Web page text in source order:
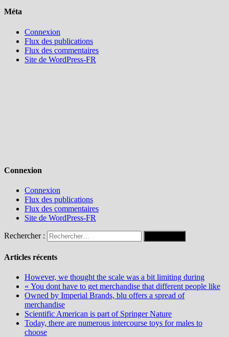
Méta
Connexion
Flux des publications
Flux des commentaires
Site de WordPress-FR
Connexion
Connexion
Flux des publications
Flux des commentaires
Site de WordPress-FR
Rechercher :
Articles récents
However, we thought the scale was a bit limiting during
« You dont have to get merchandise that different people like
Owned by Imperial Brands, blu offers a spread of
merchandise
Scientific American is part of Springer Nature
Today, there are numerous intercourse toys for males to
choose